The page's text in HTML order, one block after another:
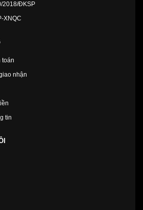
2018/ĐKSP
XNQC
toán
nhận
tin